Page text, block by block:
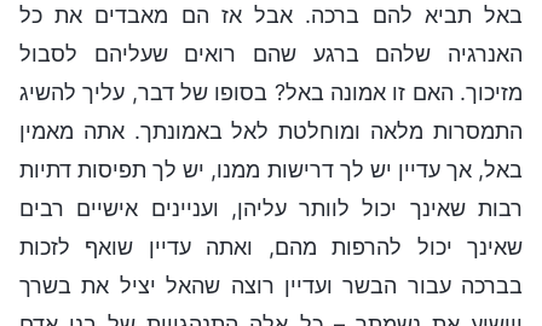
באל תביא להם ברכה. אבל אז הם מאבדים את כל
האנרגיה שלהם ברגע שהם רואים שעליהם לסבול
מזיכוך. האם זו אמונה באל? בסופו של דבר, עליך להשיג
התמסרות מלאה ומוחלטת לאל באמונתך. אתה מאמין
באל, אך עדיין יש לך דרישות ממנו, יש לך תפיסות דתיות
רבות שאינך יכול לוותר עליהן, ועניינים אישיים רבים
שאינך יכול להרפות מהם, ואתה עדיין שואף לזכות
בברכה עבור הבשר ועדיין רוצה שהאל יציל את בשרך